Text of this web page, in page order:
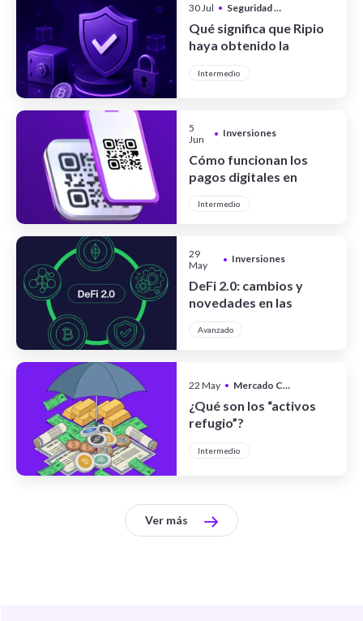
30 Jul • Seguridad y Privacidad
Qué significa que Ripio
haya obtenido la
III Full System
Intermedio
5
Jun
• Inversiones
Cómo funcionan los
pagos digitales en
Intermedio
29
May
• Inversiones
DeFi 2.0: cambios y
novedades en las
descentralizadas
Avanzado
22 May • Mercado Cripto
¿Qué son los “activos
refugio”?
Intermedio
Ver más